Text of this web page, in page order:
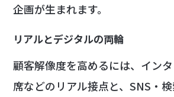
企画が生まれます。
リアルとデジタルの両輪
顧客解像度を高めるには、イン
席などのリアル接点と、SNS・